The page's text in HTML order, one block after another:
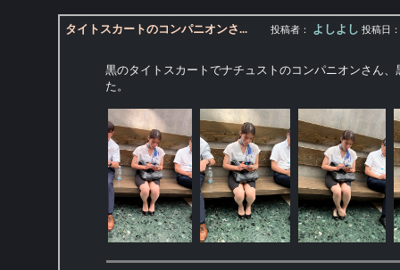
タイトスカートのコンパニオンさ... 投稿者： よしよし 投稿日：
黒のタイトスカートでナチュストのコンパニオンさん
た。